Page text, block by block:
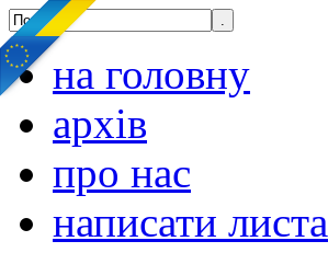
на головну
архів
про нас
написати листа